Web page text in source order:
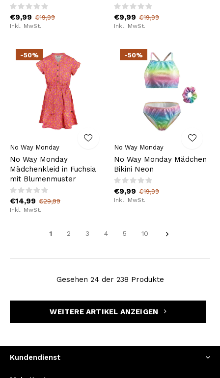
€9,99 €19,99
Inkl. MwSt.
€9,99 €19,99
Inkl. MwSt.
-50%
No Way Monday
No Way Monday
Mädchenkleid in Fuchsia
mit Blumenmuster
€14,99 €29,99
Inkl. MwSt.
-50%
No Way Monday
No Way Monday Mädchen
Bikini Neon
€9,99 €19,99
Inkl. MwSt.
1 2 3 4 5 10
Gesehen 24 der 238 Produkte
WEITERE ARTIKEL ANZEIGEN
Kundendienst